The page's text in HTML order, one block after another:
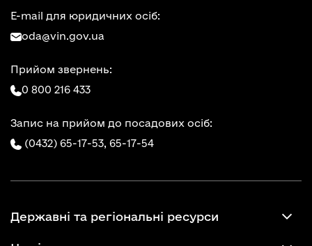
E-mail для юридичних осіб:
oda@vin.gov.ua
Прийом звернень:
0 800 216 433
Запис на прийом до посадових осіб:
(0432) 65-17-53, 65-17-54
Державні та регіональні ресурси